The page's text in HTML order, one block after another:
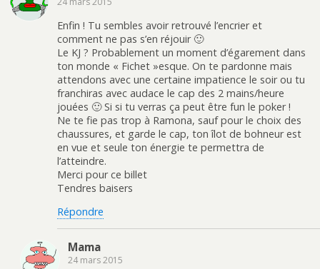
Enfin ! Tu sembles avoir retrouvé l’encrier et
comment ne pas s’en réjouir 🙂
Le KJ ? Probablement un moment d’égarement dans
ton monde « Fichet »esque. On te pardonne mais
attendons avec une certaine impatience le soir ou tu
franchiras avec audace le cap des 2 mains/heure
jouées 🙂 Si si tu verras ça peut être fun le poker !
Ne te fie pas trop à Ramona, sauf pour le choix des
chaussures, et garde le cap, ton îlot de bohneur est
en vue et seule ton énergie te permettra de
l’atteindre.
Merci pour ce billet
Tendres baisers
Répondre
Mama
24 mars 2015